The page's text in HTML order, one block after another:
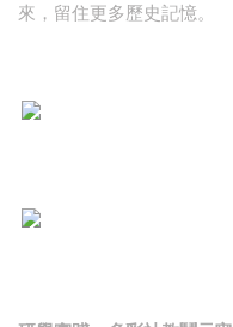
來，留住更多歷史記憶。